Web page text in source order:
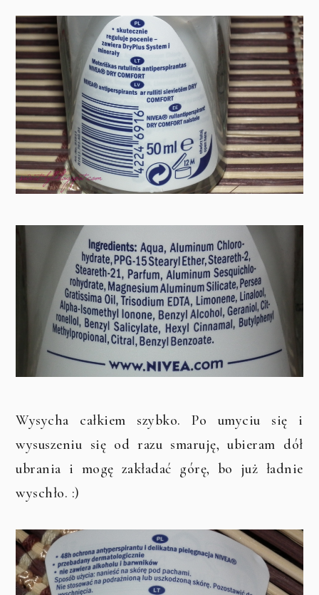
Wysycha całkiem szybko. Po umyciu się i
wysuszeniu się od razu smaruję, ubieram dół
ubrania i mogę zakładać górę, bo już ładnie
wyschło. :)